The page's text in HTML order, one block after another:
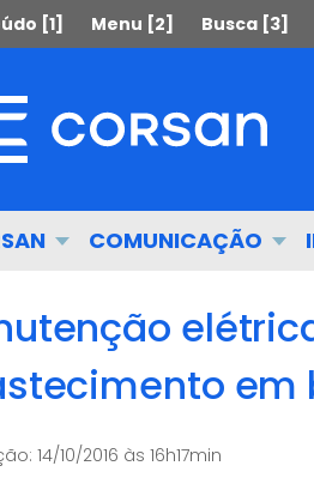
[1] Menu [2] Busca [3]
COMUNICAÇÃO
em
14/10/2016 às 16h17min